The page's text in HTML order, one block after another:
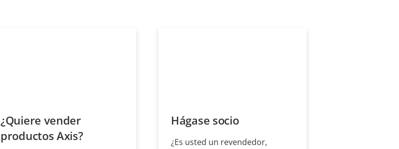
¿Quiere vender
productos Axis?
Hágase socio
¿Es usted un revendedor,